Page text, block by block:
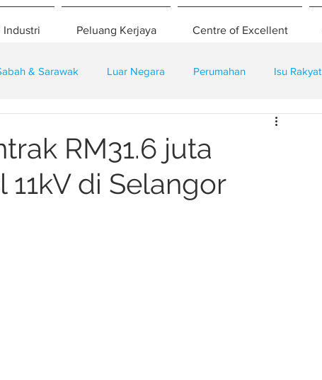
Industri Peluang Kerjaya Centre of Excellent
& Sarawak Luar Negara Perumahan Isu Rakyat
RM31.6 juta
di Selangor